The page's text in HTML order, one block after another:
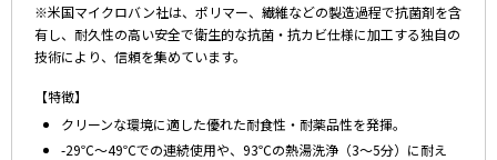
※米国マイクロバン社は、ポリマー、繊維などの製造過程で抗菌剤を含
有し、耐久性の高い安全で衛生的な抗菌・抗カビ仕様に加工する独自の
技術により、信頼を集めています。
【特徴】
クリーンな環境に適した優れた耐食性・耐薬品性を発揮。
-29℃～49℃での連続使用や、93℃の熱湯洗浄（3～5分）に耐え